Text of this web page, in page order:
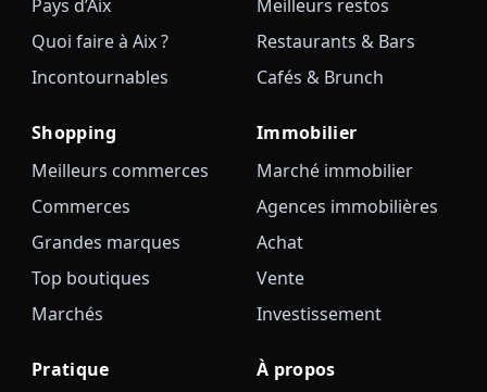
Pays d’Aix
Quoi faire à Aix ?
Incontournables
Meilleurs restos
Restaurants & Bars
Cafés & Brunch
Shopping
Meilleurs commerces
Commerces
Grandes marques
Top boutiques
Marchés
Immobilier
Marché immobilier
Agences immobilières
Achat
Vente
Investissement
Pratique À propos